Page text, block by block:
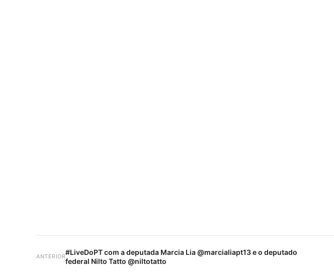
ANTERIOR#LiveDoPT com a deputada Marcia Lia @marcialiapt13 e o deputado
federal Nilto Tatto @niltotatto